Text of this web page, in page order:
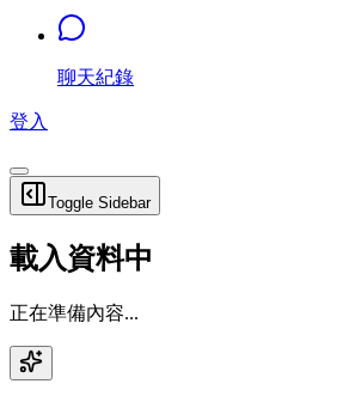
聊天紀錄
登入
Toggle Sidebar
載入資料中
正在準備內容...